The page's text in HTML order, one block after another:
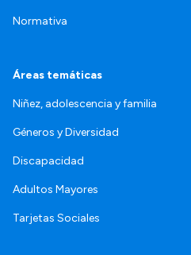
Normativa
Áreas temáticas
Niñez, adolescencia y familia
Géneros y Diversidad
Discapacidad
Adultos Mayores
Tarjetas Sociales